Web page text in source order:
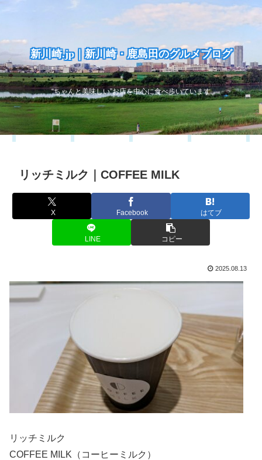
新川崎.jp｜新川崎・鹿島田のグルメブログ
“ちゃんと美味しい”お店を中心に食べ歩いています
リッチミルク｜COFFEE MILK
X Facebook はてブ
LINE コピー
2025.08.13
リッチミルク
COFFEE MILK（コーヒーミルク）